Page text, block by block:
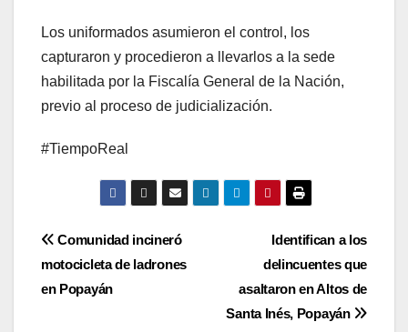
Los uniformados asumieron el control, los
capturaron y procedieron a llevarlos a la sede
habilitada por la Fiscalía General de la Nación,
previo al proceso de judicialización.
#TiempoReal
Navegación
de
Identifican a los
delincuentes que
asaltaron en Altos de
Santa Inés, Popayán
Comunidad incineró
motocicleta de ladrones
en Popayán